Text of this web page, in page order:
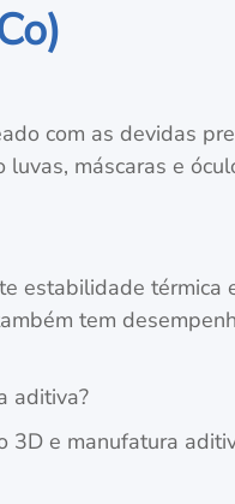
com as devidas
máscaras e
estabilidade térmica
tem
aditiva?
3D e manufatura